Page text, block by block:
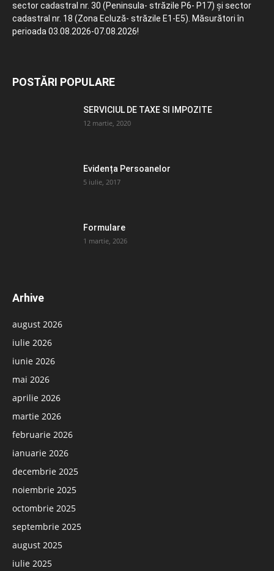
sector cadastral nr. 30 (Peninsula- străzile P6- P17) și sector
cadastral nr. 18 (Zona Ecluză- străzile E1-E5). Măsurători în
perioada 03.08.2026-07.08.2026!
POSTĂRI POPULARE
SERVICIUL DE TAXE SI IMPOZITE
12 martie, 2020
Evidența Persoanelor
5 iulie, 2017
Formulare
1 martie, 2026
Arhive
august 2026
iulie 2026
iunie 2026
mai 2026
aprilie 2026
martie 2026
februarie 2026
ianuarie 2026
decembrie 2025
noiembrie 2025
octombrie 2025
septembrie 2025
august 2025
iulie 2025